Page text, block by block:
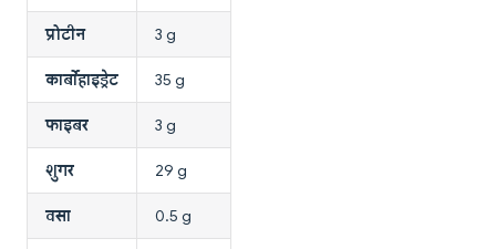
प्रोटीन 3 g
कार्बोहाइड्रेट 35 g
फाइबर 3 g
शुगर 29 g
वसा 0.5 g